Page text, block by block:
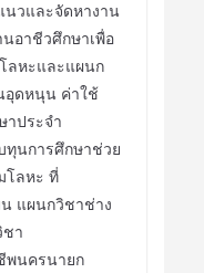
วและจัดหางาน
อาชีวศึกษาเพื่อ
ลหะและแผนก
อุดหนุน ค่าใช้
าประจำ
ทุนการศึกษาช่วย
โลหะ ที่
แผนกวิชาช่าง
ชา
พนครนายก